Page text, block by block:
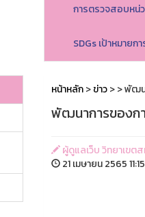
การตรวจสอบหน่
SDGs เป้าหมาย
หน้าหลัก>ข่าว>> พัฒน
พัฒนาการของก
ผู้ดูแลเว็บ วิทยาเขต
21 เมษายน 2565